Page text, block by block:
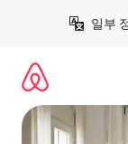
일부